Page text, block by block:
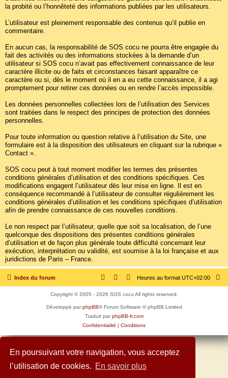
En poursuivant votre navigation, vous acceptez
l’utilisation de cookies. En savoir plus
la probité ou l’honnêteté des informations publiées par les utilisateurs.
L’utilisateur est pleinement responsable des contenus qu’il publie en
commentaire.
En aucun cas, la responsabilité de SOS cocu ne pourra être engagée du
fait des activités ou des informations stockées à la demande d’un
utilisateur si SOS cocu n’avait pas effectivement connaissance de leur
caractère illicite ou de faits et circonstances faisant apparaître ce
caractère ou si, dès le moment où il en a eu cette connaissance, il a agi
promptement pour retirer ces données ou en rendre l’accès impossible.
Les données personnelles collectées lors de l’utilisation des Services
sont traitées dans le respect des principes de protection des données
personnelles.
Pour toute information ou question relative à l’utilisation du Site, une
formulaire est à la disposition des utilisateurs en cliquant sur la rubrique «
Contact ».
SOS cocu peut à tout moment modifier les termes des présentes
conditions générales d’utilisation et des conditions spécifiques. Ces
modifications engagent l’utilisateur dès leur mise en ligne. Il est en
conséquence recommandé à l’utilisateur de consulter régulièrement les
conditions générales d’utilisation et les conditions spécifiques d’utilisation
afin de prendre connaissance de ces nouvelles conditions.
Le non respect par l’utilisateur, quelle que soit sa localisation, de l’une
quelconque des dispositions des présentes conditions générales
d’utilisation et de façon plus générale toute difficulté concernant leur
exécution, interprétation ou validité, est soumise à la loi française et aux
juridictions de Paris – France.
Index du forum Heures au format UTC+02:00
Copyright © 2005 - 2026 SOS cocu All rights reserved.
Développé parphpBB® Forum Software © phpBB Limited
Traduit parphpBB-fr.com
Confidentialité | Conditions